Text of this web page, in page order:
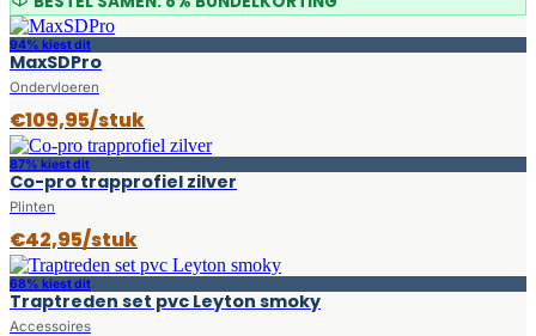
94% kiest dit
MaxSDPro
Ondervloeren
€109,95/stuk
87% kiest dit
Co-pro trapprofiel zilver
Plinten
€42,95/stuk
68% kiest dit
Traptreden set pvc Leyton smoky
Accessoires